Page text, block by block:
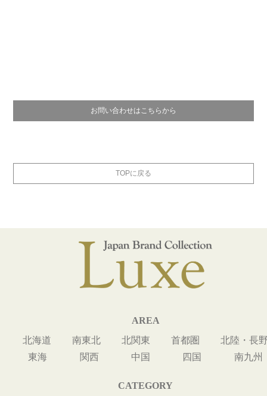
お問い合わせはこちらから
TOPに戻る
AREA
北海道
南東北 北関東 首都圏
北陸・長
東海
関西 中国 四国 南九州
CATEGORY